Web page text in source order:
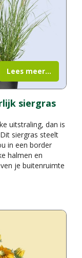
siergras
uitstraling, dan is
siergras steelt
in een border
halmen en
je buitenruimte
Lees meer...